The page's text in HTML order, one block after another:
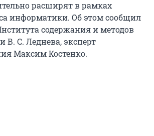
расширят в рамках
информатики. Об этом сообщил
содержания и методов
В. С. Леднева, эксперт
Максим Костенко.